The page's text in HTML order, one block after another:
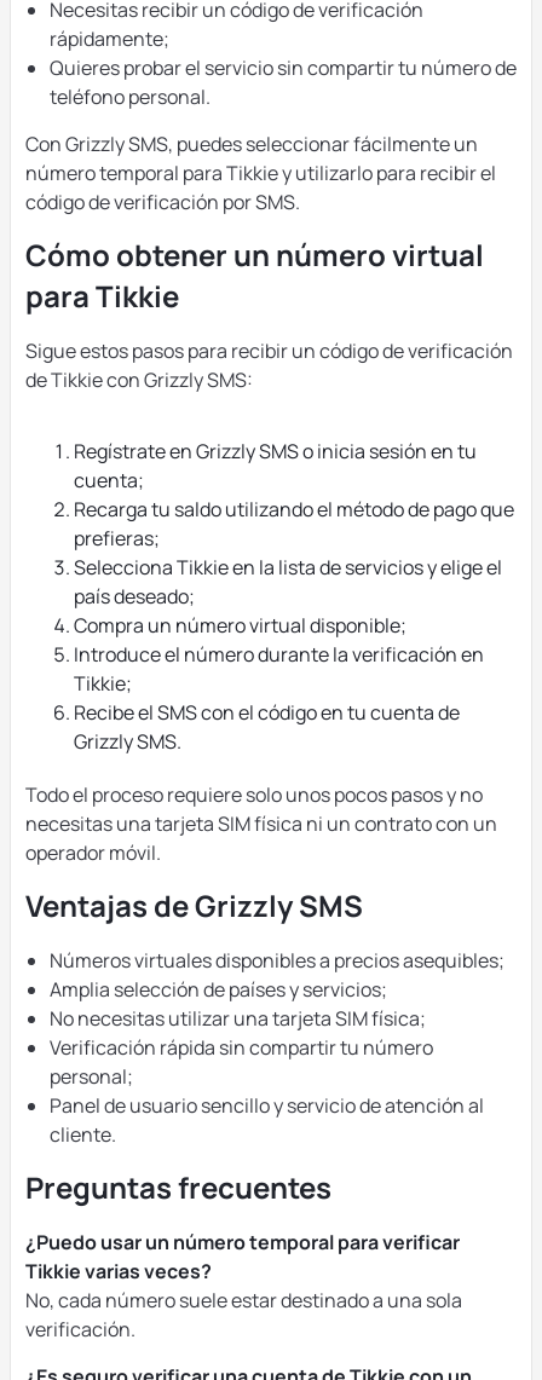
Necesitas recibir un código de verificación
rápidamente;
Quieres probar el servicio sin compartir tu número de
teléfono personal.
Con Grizzly SMS, puedes seleccionar fácilmente un
número temporal para Tikkie y utilizarlo para recibir el
código de verificación por SMS.
Cómo obtener un número virtual
para Tikkie
Sigue estos pasos para recibir un código de verificación
de Tikkie con Grizzly SMS:
Regístrate en Grizzly SMS o inicia sesión en tu
cuenta;
Recarga tu saldo utilizando el método de pago que
prefieras;
Selecciona Tikkie en la lista de servicios y elige el
país deseado;
Compra un número virtual disponible;
Introduce el número durante la verificación en
Tikkie;
Recibe el SMS con el código en tu cuenta de
Grizzly SMS.
Todo el proceso requiere solo unos pocos pasos y no
necesitas una tarjeta SIM física ni un contrato con un
operador móvil.
Ventajas de Grizzly SMS
Números virtuales disponibles a precios asequibles;
Amplia selección de países y servicios;
No necesitas utilizar una tarjeta SIM física;
Verificación rápida sin compartir tu número
personal;
Panel de usuario sencillo y servicio de atención al
cliente.
Preguntas frecuentes
¿Puedo usar un número temporal para verificar
Tikkie varias veces?
No, cada número suele estar destinado a una sola
verificación.